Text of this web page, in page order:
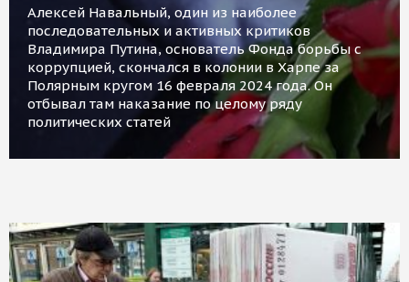
Алексей Навальный, один из наиболее
последовательных и активных критиков
Владимира Путина, основатель Фонда борьбы с
коррупцией, скончался в колонии в Харпе за
Полярным кругом 16 февраля 2024 года. Он
отбывал там наказание по целому ряду
политических статей